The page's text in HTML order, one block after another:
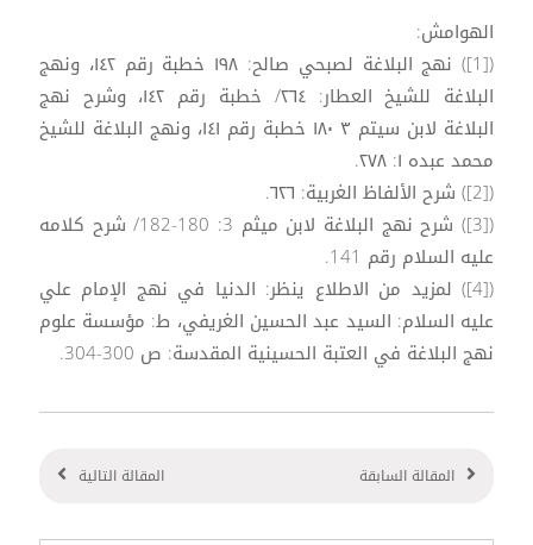
الهوامش:
([1]) نهج البلاغة لصبحي صالح: ۱۹۸ خطبة رقم ١٤٢، ونهج
البلاغة للشيخ العطار: ٢٦٤/ خطبة رقم ١٤٢، وشرح نهج
البلاغة لابن سيتم ۳ ۱۸۰ خطبة رقم ١٤١، ونهج البلاغة للشيخ
محمد عبده ۱: ۲۷۸.
([2]) شرح الألفاظ الغربية: ٦٢٦.
([3]) شرح نهج البلاغة لابن ميثم 3: 180-182/ شرح كلامه
عليه السلام رقم 141.
([4]) لمزيد من الاطلاع ينظر: الدنيا في نهج الإمام علي
عليه السلام: السيد عبد الحسين الغريفي، ط: مؤسسة علوم
نهج البلاغة في العتبة الحسينية المقدسة: ص 300-304.
المقالة السابقة المقالة التالية